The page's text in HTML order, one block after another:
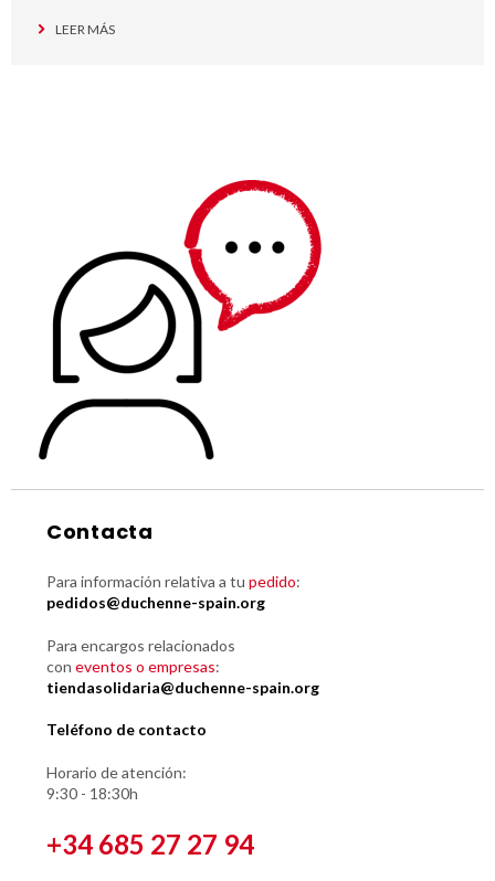
LEER MÁS
Contacta
Para información relativa a tu pedido:
pedidos@duchenne-spain.org
Para encargos relacionados
con eventos o empresas:
tiendasolidaria@duchenne-spain.org
Teléfono de contacto
Horario de atención:
9:30 - 18:30h
+34 685 27 27 94